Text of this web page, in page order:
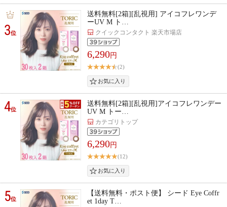
3位
送料無料[2箱][乱視用] アイコフレワンデ
ーUV M ト…
クイックコンタクト 楽天市場店
6,290円
(2)
4位
送料無料[2箱][乱視用]アイコフレワンデー
UV M トー…
カテゴリトップ
6,290円
(12)
5位
【送料無料・ポスト便】 シード Eye Coffr
et 1day T…